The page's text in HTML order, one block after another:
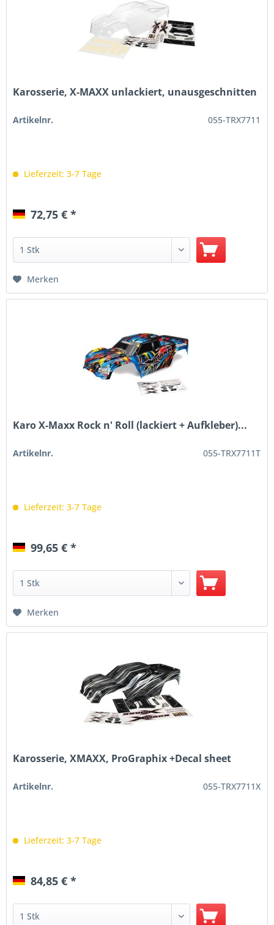
Karosserie, X-MAXX unlackiert, unausgeschnitten
Artikelnr. 055-TRX7711
Lieferzeit: 3-7 Tage
72,75 € *
Merken
Karo X-Maxx Rock n' Roll (lackiert + Aufkleber)...
Artikelnr. 055-TRX7711T
Lieferzeit: 3-7 Tage
99,65 € *
Merken
Karosserie, XMAXX, ProGraphix +Decal sheet
Artikelnr. 055-TRX7711X
Lieferzeit: 3-7 Tage
84,85 € *